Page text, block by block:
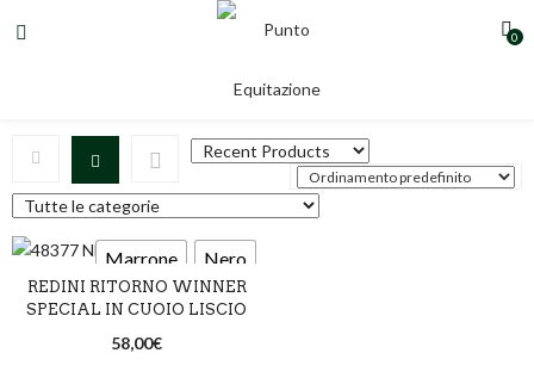
0
Marrone Nero
REDINI RITORNO WINNER
SPECIAL IN CUOIO LISCIO
58,00€